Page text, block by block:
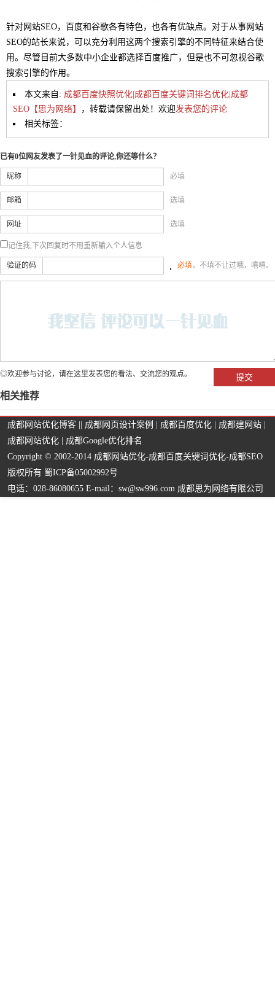
针对网站SEO，百度和谷歌各有特色，也各有优缺点。对于从事网站
SEO的站长来说，可以充分利用这两个搜索引擎的不同特征来结合使
用。尽管目前大多数中小企业都选择百度推广，但是也不可忽视谷歌
搜索引擎的作用。
本文来自: 成都百度快照优化|成都百度关键词排名优化|成都
SEO【思为网络】
，转载请保留出处！欢迎发表您的评论
相关标签：
已有0位网友发表了一针见血的评论,你还等什么？
昵称 必填
邮箱 选填
网址 选填
记住我,下次回复时不用重新输入个人信息
验证的码 必填，不填不让过哦，嘻嘻。
◎欢迎参与讨论，请在这里发表您的看法、交流您的观点。
相关推荐
成都网站优化博客 成都网页设计案例 成都百度优化 成都建网站
成都网站优化
成都Google优化排名
Copyright © 2002-2014 成都网站优化-成都百度关键词优化-成都SEO
版权所有 蜀ICP备05002992号
电话：028-86080655 E-mail：sw@sw996.com 成都思为网络有限公司